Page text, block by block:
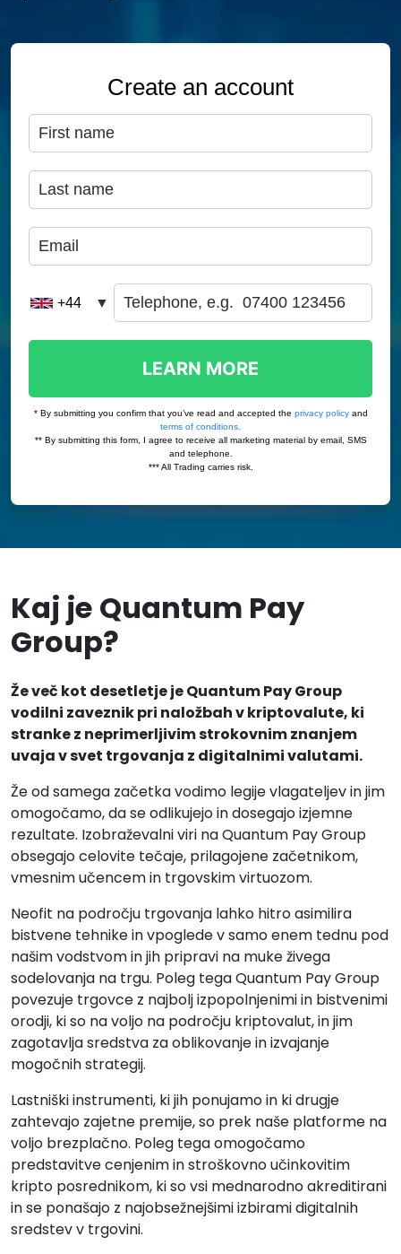
Kaj je Quantum Pay
Group?
Že več kot desetletje je Quantum Pay Group
vodilni zaveznik pri naložbah v kriptovalute, ki
stranke z neprimerljivim strokovnim znanjem
uvaja v svet trgovanja z digitalnimi valutami.
Že od samega začetka vodimo legije vlagateljev in jim
omogočamo, da se odlikujejo in dosegajo izjemne
rezultate. Izobraževalni viri na Quantum Pay Group
obsegajo celovite tečaje, prilagojene začetnikom,
vmesnim učencem in trgovskim virtuozom.
Neofit na področju trgovanja lahko hitro asimilira
bistvene tehnike in vpoglede v samo enem tednu pod
našim vodstvom in jih pripravi na muke živega
sodelovanja na trgu. Poleg tega Quantum Pay Group
povezuje trgovce z najbolj izpopolnjenimi in bistvenimi
orodji, ki so na voljo na področju kriptovalut, in jim
zagotavlja sredstva za oblikovanje in izvajanje
mogočnih strategij.
Lastniški instrumenti, ki jih ponujamo in ki drugje
zahtevajo zajetne premije, so prek naše platforme na
voljo brezplačno. Poleg tega omogočamo
predstavitve cenjenim in stroškovno učinkovitim
kripto posrednikom, ki so vsi mednarodno akreditirani
in se ponašajo z najobsežnejšimi izbirami digitalnih
sredstev v trgovini.